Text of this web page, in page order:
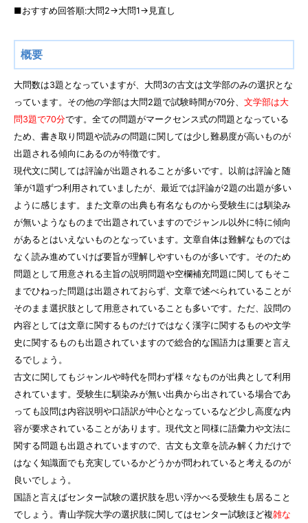
■おすすめ回答順:大問2→大問1→見直し
概要
大問数は3題となっていますが、大問3の古文は文学部のみの選択とな
っています。その他の学部は大問2題で試験時間が70分、 文学部は大
問3題で70分です。全ての問題がマークセンス式の問題となっている
ため、書き取り問題や読みの問題に関しては少し難易度が高いものが
出題される傾向にあるのが特徴です。
現代文に関しては評論が出題されることが多いです。以前は評論と随
筆が1題ずつ利用されていましたが、最近では評論が2題の出題が多い
ように感じます。また文章の出典も有名なものから受験生には馴染み
が無いようなものまで出題されていますのでジャンル以外に特に傾向
があるとはいえないものとなっています。文章自体は難解なものでは
なく読み進めていけば要旨が理解しやすいものが多いです。そのため
問題として用意される主旨の説明問題や空欄補充問題に関してもそこ
までひねった問題は出題されておらず、文章で述べられていることが
そのまま選択肢として用意されていることも多いです。ただ、設問の
内容としては文章に関するものだけではなく漢字に関するものや文学
史に関するものも出題されていますので総合的な国語力は重要と言え
るでしょう。
古文に関してもジャンルや時代を問わず様々なものが出典として利用
されています。受験生に馴染みが無い出典から出されている場合であ
っても設問は内容説明や口語訳が中心となっているなど少し高度な内
容が要求されていることがあります。現代文と同様に語彙力や文法に
関する問題も出題されていますので、古文も文章を読み解く力だけで
はなく知識面でも充実しているかどうかが問われていると考えるのが
良いでしょう。
国語と言えばセンター試験の選択肢を思い浮かべる受験生も居ること
でしょう。青山学院大学の選択肢に関してはセンター試験ほど複雑な